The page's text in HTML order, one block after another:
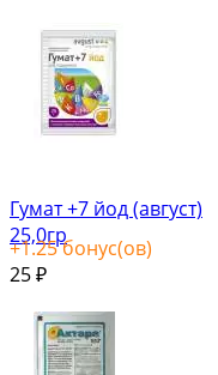
Гумат +7 йод (август)
25,0гр
+1.25бонус(ов)
25 ₽